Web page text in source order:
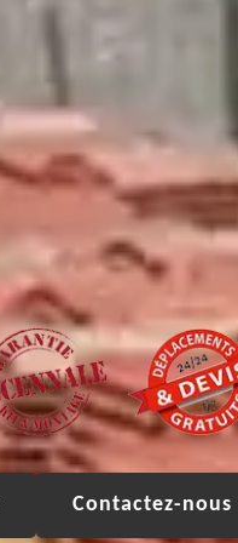
Contactez-nous